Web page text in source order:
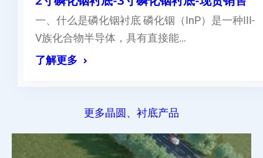
一、什么是磷化铟衬底 磷化铟（InP）是一种III-
V族化合物半导体，具有直接能…
了解更多
更多晶圆、衬底产品